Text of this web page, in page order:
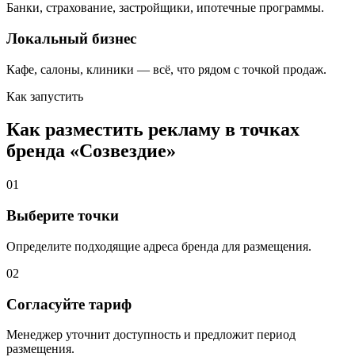
Банки, страхование, застройщики, ипотечные программы.
Локальный бизнес
Кафе, салоны, клиники — всё, что рядом с точкой продаж.
Как запустить
Как разместить рекламу в точках
бренда «Созвездие»
01
Выберите точки
Определите подходящие адреса бренда для размещения.
02
Согласуйте тариф
Менеджер уточнит доступность и предложит период
размещения.